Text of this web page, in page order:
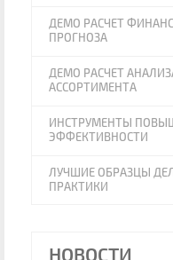
ДЕМО РАСЧЕТ
ПРОГНОЗА
ДЕМО РАСЧЕТ
АССОРТИМЕНТА
ИНСТРУМЕНТЫ
ЭФФЕКТИВНОСТИ
ЛУЧШИЕ ОБРАЗЦЫ
ПРАКТИКИ